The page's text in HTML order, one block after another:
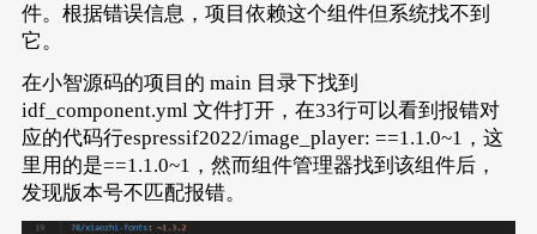
件。根据错误信息，项目依赖这个组件但系统找不到
它。
在小智源码的项目的 main 目录下找到
idf_component.yml 文件打开，在33行可以看到报错对
应的代码行espressif2022/image_player: ==1.1.0~1，这
里用的是==1.1.0~1，然而组件管理器找到该组件后，
发现版本号不匹配报错。